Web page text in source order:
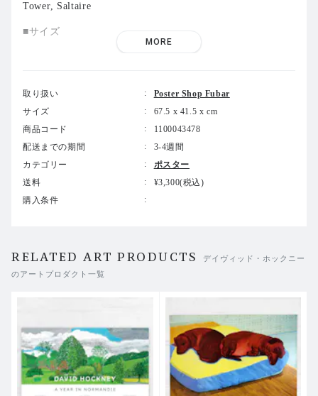
Tower, Saltaire
■サイズ
新品
■フレーム
額装済みの状態でお届けいたします。
ブラックウッドフレームをおすすめしております。
(ご注文時にご指定がない場合はブラックウッドフレーム
にて額装しお届けいたします）
20世紀のイギリスで最も影響力のあるアーティストの一人
で、1960年代のロンドンのポップアートシーンの中心的存
在デイヴィッド・ホックニー（1937年生まれ）による作品
です。
MORE
取り扱い
Poster Shop Fubar
サイズ
67.5 x 41.5 x cm
商品コード
1100043478
配送までの期間
3-4週間
カテゴリー
ポスター
送料
¥3,300(税込)
購入条件
RELATED ART PRODUCTS
デイヴィッド・ホックニー
のアートプロダクト一覧